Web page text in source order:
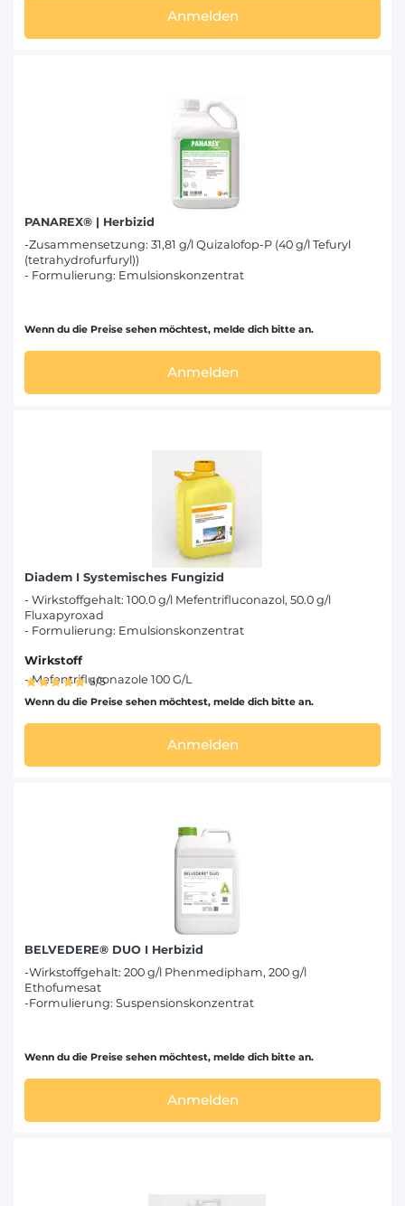
Anmelden
PANAREX® | Herbizid
-Zusammensetzung: 31,81 g/l Quizalofop-P (40 g/l Tefuryl
(tetrahydrofurfuryl))
- Formulierung: Emulsionskonzentrat
Wenn du die Preise sehen möchtest, melde dich bitte an.
Anmelden
Diadem I Systemisches Fungizid
- Wirkstoffgehalt: 100.0 g/l Mefentrifluconazol, 50.0 g/l
Fluxapyroxad
- Formulierung: Emulsionskonzentrat
Wirkstoff
- Mefentrifluconazole 100 G/L
5/5
Wenn du die Preise sehen möchtest, melde dich bitte an.
Anmelden
BELVEDERE® DUO I Herbizid
-Wirkstoffgehalt: 200 g/l Phenmedipham, 200 g/l
Ethofumesat
-Formulierung: Suspensionskonzentrat
Wenn du die Preise sehen möchtest, melde dich bitte an.
Anmelden